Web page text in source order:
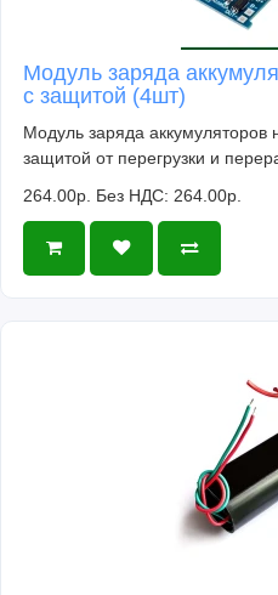
Модуль заряда
с защитой (4шт)
Модуль заряда
защитой от перегрузки и
264.00р. Без НДС: 264.00р.